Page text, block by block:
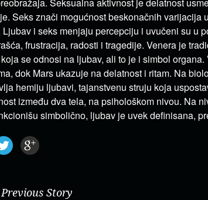
Seks znači mogućnost beskonačnih varijacija
Ljubav i seks menjaju percepciju i uvučeni su u
frustracija, radosti i tragedije. Venera je
se odnosi na ljubav, ali to je i simbol
dok Mars ukazuje na delatnost i ritam. Na
hemiju ljubavi, tajanstvenu struju koja
između dva tela, na psihološkom nivou. Na
simbolično, ljubav je uvek definisana,
Previous Story